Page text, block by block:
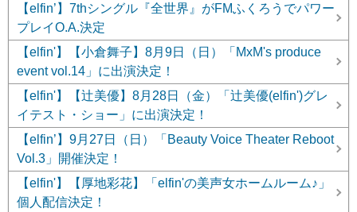
【elfin’】7thシングル『全世界』がFMふくろうでパワー
プレイO.A.決定
【elfin'】【小倉舞子】8月9日（日）「MxM's produce
event vol.14」に出演決定！
【elfin'】【辻美優】8月28日（金）「辻美優(elfin')グレ
イテスト・ショー」に出演決定！
【elfin’】9月27日（日）「Beauty Voice Theater Reboot
Vol.3」開催決定！
【elfin'】【厚地彩花】「elfin'の美声女ホームルーム♪」
個人配信決定！